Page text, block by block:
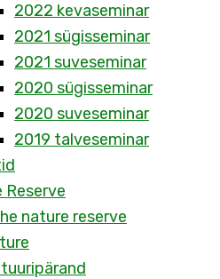
2022 kevaseminar
2021 sügisseminar
2021 suveseminar
2020 sügisseminar
2020 suveseminar
2019 talveseminar
Reserve
nature reserve